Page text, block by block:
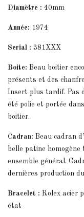
Diamètre : 40mm
Année: 1974
Serial : 381XXX
Boite: Beau boitier
présents et des
Insert plus tardif. Pas
été polie et portée
boitier.
Cadran: Beau cadran
belle patine
ensemble général.
dernières production
Bracelet : Rolex acier
état